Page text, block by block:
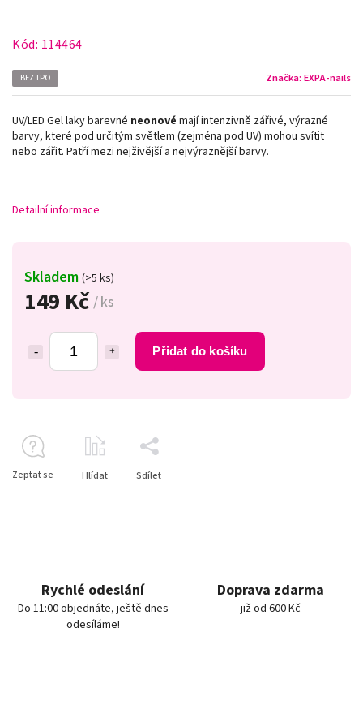
Kód: 114464
BEZ TPO Značka: EXPA-nails
149 Kč / ks
Přidat do košíku
Skladem (>5 ks)
UV/LED Gel laky barevné neonové mají intenzivně zářivé, výrazné
barvy, které pod určitým světlem (zejména pod UV) mohou svítit
nebo zářit. Patří mezi nejživější a nejvýraznější barvy.
Detailní informace
Zeptat se Hlídat Sdílet
Rychlé odeslání
Do 11:00 objednáte, ještě dnes
odesíláme!
Doprava zdarma
již od 600 Kč